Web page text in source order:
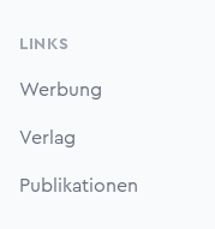
LINKS
Werbung
Verlag
Publikationen